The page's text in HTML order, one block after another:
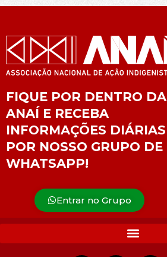
FIQUE POR DENTRO DA
ANAÍ E RECEBA
INFORMAÇÕES DIÁRIAS
POR NOSSO GRUPO DE
WHATSAPP!
Entrar no Grupo